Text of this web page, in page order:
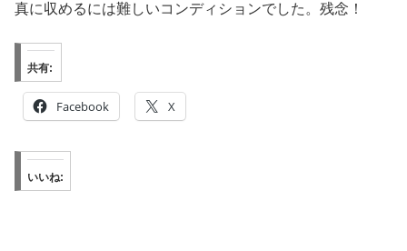
真に収めるには難しいコンディションでした。残念！
共有:
Facebook X
いいね: